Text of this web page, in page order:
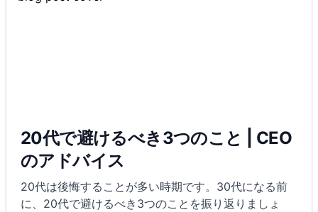
20代で避けるべき3つのこと | CEO
のアドバイス
20代は後悔することが多い時期です。30代になる前
に、20代で避けるべき3つのことを振り返りましょ